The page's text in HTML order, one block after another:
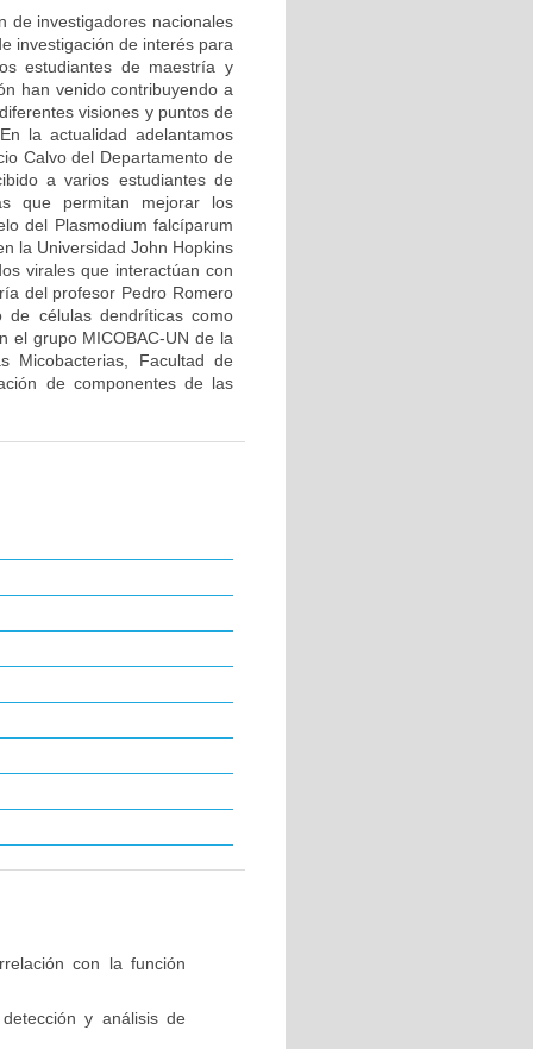
de investigadores nacionales
investigación de interés para
estudiantes de maestría y
han venido contribuyendo a
visiones y puntos de
la actualidad adelantamos
Calvo del Departamento de
a varios estudiantes de
que permitan mejorar los
del Plasmodium falcíparum
la Universidad John Hopkins
virales que interactúan con
del profesor Pedro Romero
células dendríticas como
el grupo MICOBAC-UN de la
Micobacterias, Facultad de
de componentes de las
con la función
y análisis de